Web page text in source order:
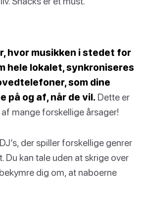
hvor musikken i stedet for
hele lokalet, synkroniseres
som dine
på og af, når de vil. Dette er
mange forskellige årsager!
der spiller forskellige genrer
Du kan tale uden at skrige over
dig om, at naboerne